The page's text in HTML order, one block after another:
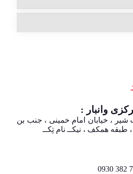
وانبار :
، خیابان امام خمینی ، جنب بن
همکف ، نیکــ نام تِکــ